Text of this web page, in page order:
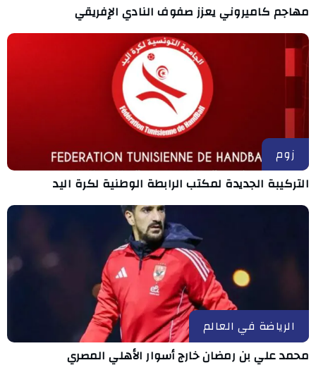
مهاجم كاميروني يعزز صفوف النادي الإفريقي
زوم
التركيبة الجديدة لمكتب الرابطة الوطنية لكرة اليد
الرياضة في العالم
محمد علي بن رمضان خارج أسوار الأهلي المصري